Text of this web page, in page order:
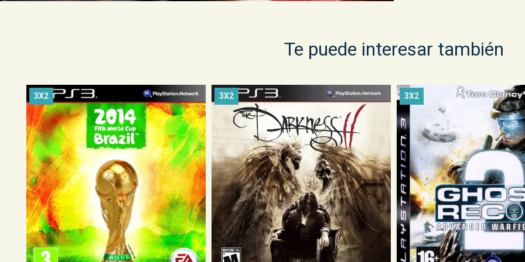
Te puede interesar también
3X2 3X2 3X2